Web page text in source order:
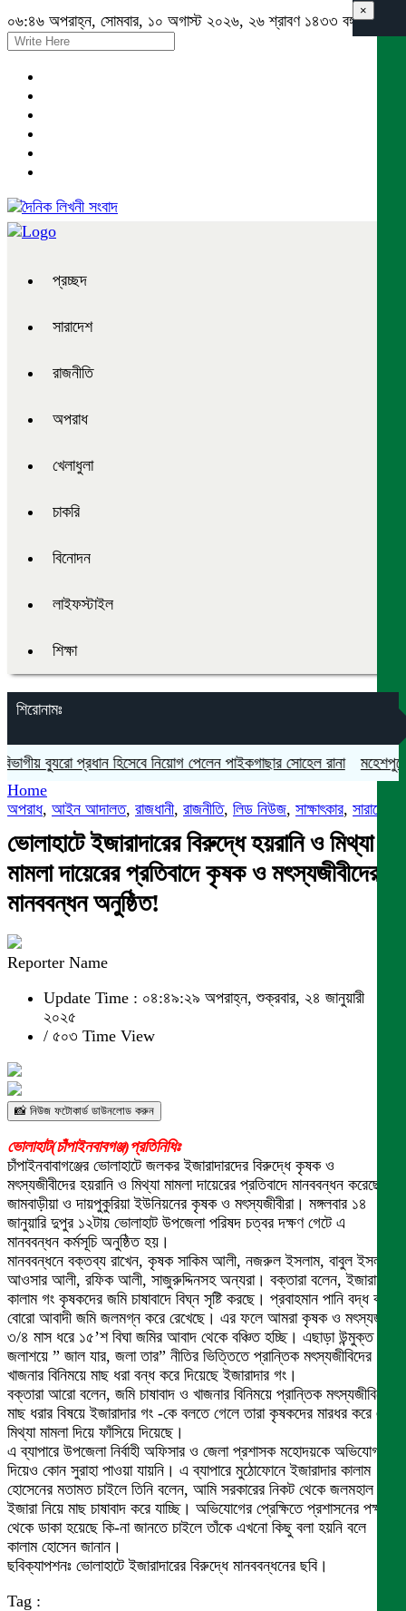
০৬:৪৬ অপরাহ্ন, সোমবার, ১০ অগাস্ট ২০২৬, ২৬ শ্রাবণ ১৪৩৩ বঙ্গাব্দ
প্রচ্ছদ
সারাদেশ
রাজনীতি
অপরাধ
খেলাধুলা
চাকরি
বিনোদন
লাইফস্টাইল
শিক্ষা
শিরোনামঃ
ব্যুরো প্রধান হিসেবে নিয়োগ পেলেন পাইকগাছার সোহেল রানা মহেশপুরে
×
Home
অপরাধ, আইন আদালত, রাজধানী, রাজনীতি, লিড নিউজ, সাক্ষাৎকার, সারাদেশ
ভোলাহাটে ইজারাদারের বিরুদ্ধে হয়রানি ও মিথ্যা
মামলা দায়েরের প্রতিবাদে কৃষক ও মৎস্যজীবীদের
মানববন্ধন অনুষ্ঠিত!
Reporter Name
Update Time : ০৪:৪৯:২৯ অপরাহ্ন, শুক্রবার, ২৪ জানুয়ারী
২০২৫
/ ৫০৩ Time View
📸 নিউজ ফটোকার্ড ডাউনলোড করুন
ভোলাহাট(চাঁপাইনবাবগঞ্জ)প্রতিনিধিঃ
চাঁপাইনবাবাগঞ্জের ভোলাহাটে জলকর ইজারাদারদের বিরুদ্ধে কৃষক ও
মৎস্যজীবীদের হয়রানি ও মিথ্যা মামলা দায়েরের প্রতিবাদে মানববন্ধন করেছেন
জামবাড়ীয়া ও দায়পুকুরিয়া ইউনিয়নের কৃষক ও মৎস্যজীবীরা। মঙ্গলবার ১৪
জানুয়ারি দুপুর ১২টায় ভোলাহাট উপজেলা পরিষদ চত্বর দক্ষণ গেটে এ
মানববন্ধন কর্মসূচি অনুষ্ঠিত হয়।
মানববন্ধনে বক্তব্য রাখেন, কৃষক সাকিম আলী, নজরুল ইসলাম, বাবুল ইসলাম,
আওসার আলী, রফিক আলী, সাজুরুদ্দিনসহ অন্যরা। বক্তারা বলেন, ইজারাদার
কালাম গং কৃষকদের জমি চাষাবাদে বিঘ্ন সৃষ্টি করছে। প্রবাহমান পানি বদ্ধ করে
বোরো আবাদী জমি জলমগ্ন করে রেখেছে। এর ফলে আমরা কৃষক ও মৎস্যজীবী
৩/৪ মাস ধরে ১৫’শ বিঘা জমির আবাদ থেকে বঞ্চিত হচ্ছি। এছাড়া উন্মুক্ত
জলাশয়ে ” জাল যার, জলা তার” নীতির ভিত্তিতে প্রান্তিক মৎস্যজীবিদের
খাজনার বিনিময়ে মাছ ধরা বন্ধ করে দিয়েছে ইজারাদার গং।
বক্তারা আরো বলেন, জমি চাষাবাদ ও খাজনার বিনিময়ে প্রান্তিক মৎস্যজীবিদের
মাছ ধরার বিষয়ে ইজারাদার গং -কে বলতে গেলে তারা কৃষকদের মারধর করে এবং
মিথ্যা মামলা দিয়ে ফাঁসিয়ে দিয়েছে।
এ ব্যাপারে উপজেলা নির্বাহী অফিসার ও জেলা প্রশাসক মহোদয়কে অভিযোগ
দিয়েও কোন সুরাহা পাওয়া যায়নি। এ ব্যাপারে মুঠোফোনে ইজারাদার কালাম
হোসেনের মতামত চাইলে তিনি বলেন, আমি সরকারের নিকট থেকে জলমহাল
ইজারা নিয়ে মাছ চাষাবাদ করে যাচ্ছি। অভিযোগের প্রেক্ষিতে প্রশাসনের পক্ষ
থেকে ডাকা হয়েছে কি-না জানতে চাইলে তাঁকে এখনো কিছু বলা হয়নি বলে
কালাম হোসেন জানান।
ছবিক্যাপশনঃ ভোলাহাটে ইজারাদারের বিরুদ্ধে মানববন্ধনের ছবি।
Tag :